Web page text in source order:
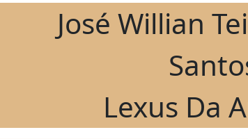
José Willian
Lexus Da